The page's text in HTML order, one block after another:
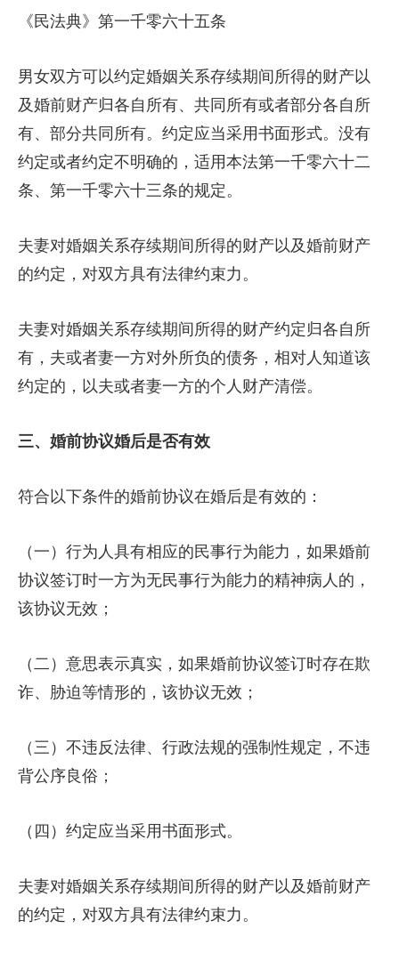
《民法典》第一千零六十五条
男女双方可以约定婚姻关系存续期间所得的财产以
及婚前财产归各自所有、共同所有或者部分各自所
有、部分共同所有。约定应当采用书面形式。没有
约定或者约定不明确的，适用本法第一千零六十二
条、第一千零六十三条的规定。
夫妻对婚姻关系存续期间所得的财产以及婚前财产
的约定，对双方具有法律约束力。
夫妻对婚姻关系存续期间所得的财产约定归各自所
有，夫或者妻一方对外所负的债务，相对人知道该
约定的，以夫或者妻一方的个人财产清偿。
三、婚前协议婚后是否有效
符合以下条件的婚前协议在婚后是有效的：
（一）行为人具有相应的民事行为能力，如果婚前
协议签订时一方为无民事行为能力的精神病人的，
该协议无效；
（二）意思表示真实，如果婚前协议签订时存在欺
诈、胁迫等情形的，该协议无效；
（三）不违反法律、行政法规的强制性规定，不违
背公序良俗；
（四）约定应当采用书面形式。
夫妻对婚姻关系存续期间所得的财产以及婚前财产
的约定，对双方具有法律约束力。